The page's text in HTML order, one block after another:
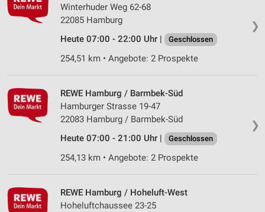
❯
Winterhuder Weg 62-68
22085 Hamburg
Heute 07:00 - 22:00 Uhr |
Geschlossen
254,51 km • Angebote: 2 Prospekte
❯
REWE Hamburg / Barmbek-Süd
Hamburger Strasse 19-47
22083 Hamburg / Barmbek-Süd
Heute 07:00 - 21:00 Uhr |
Geschlossen
254,13 km • Angebote: 2 Prospekte
REWE Hamburg / Hoheluft-West
Hoheluftchaussee 23-25